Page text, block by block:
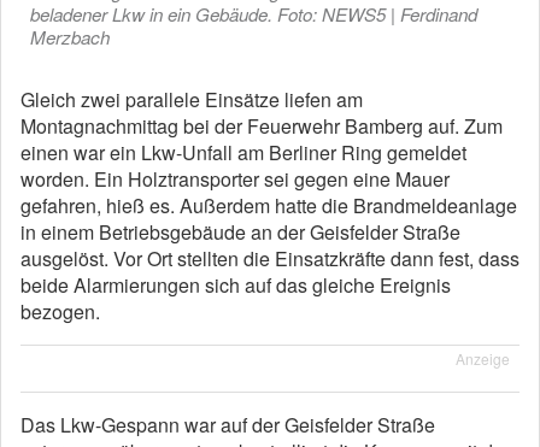
beladener Lkw in ein Gebäude. Foto: NEWS5 | Ferdinand
Merzbach
Gleich zwei parallele Einsätze liefen am
Montagnachmittag bei der Feuerwehr Bamberg auf. Zum
einen war ein Lkw-Unfall am Berliner Ring gemeldet
worden. Ein Holztransporter sei gegen eine Mauer
gefahren, hieß es. Außerdem hatte die Brandmeldeanlage
in einem Betriebsgebäude an der Geisfelder Straße
ausgelöst. Vor Ort stellten die Einsatzkräfte dann fest, dass
beide Alarmierungen sich auf das gleiche Ereignis
bezogen.
Anzeige
Das Lkw-Gespann war auf der Geisfelder Straße